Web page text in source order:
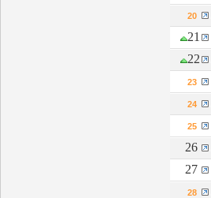
20
21
22
23
24
25
26
27
28